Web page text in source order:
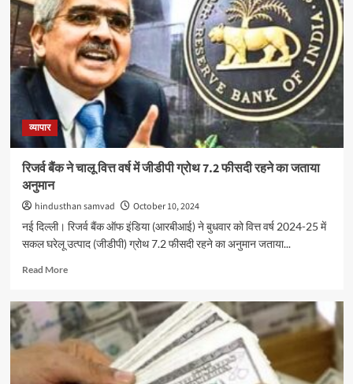
ई-
फाइलिंग
पोर्टल
पर
34.84
लाख
से
अधिक
ऑडिट
रिपोर्ट
व्यापार
रिजर्व बैंक ने चालू वित्त वर्ष में जीडीपी ग्रोथ 7.2 फीसदी रहने का जताया
अनुमान
hindusthan samvad
October 10, 2024
नई दिल्ली। रिजर्व बैंक ऑफ इंडिया (आरबीआई) ने बुधवार को वित्त वर्ष 2024-25 में
सकल घरेलू उत्‍पाद (जीडीपी) ग्रोथ 7.2 फीसदी रहने का अनुमान जताया...
Read MoreRead
रिजर्व
बैंक
ने
चालू
वित्त